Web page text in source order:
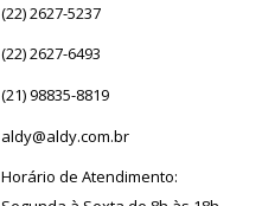
(22) 2627-5237
(22) 2627-6493
(21) 98835-8819
aldy@aldy.com.br
Horário de Atendimento: